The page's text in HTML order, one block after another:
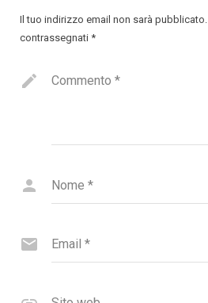
Il tuo indirizzo email non sarà pubblicato.
contrassegnati *
Commento *
Nome *
Email *